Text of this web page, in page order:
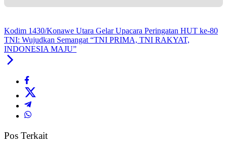
Kodim 1430/Konawe Utara Gelar Upacara Peringatan HUT ke-80
TNI: Wujudkan Semangat “TNI PRIMA, TNI RAKYAT,
INDONESIA MAJU”
Pos Terkait